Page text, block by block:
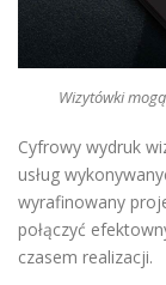
Wizytówki
Cyfrowy wydruk
usług
wyrafinowany
połączyć
czasem realizacji.